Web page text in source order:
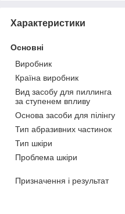
Характеристики
Основні
Виробник
Країна виробник
Вид засобу для пиллинга
за ступенем впливу
Основа засоби для пілінгу
Тип абразивних частинок
Тип шкіри
Проблема шкіри
Призначення і результат